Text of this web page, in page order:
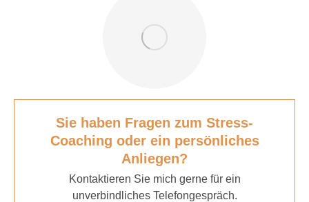
Sie haben Fragen zum Stress-
Coaching oder ein persönliches
Anliegen?
Kontaktieren Sie mich gerne für ein
unverbindliches Telefongespräch.